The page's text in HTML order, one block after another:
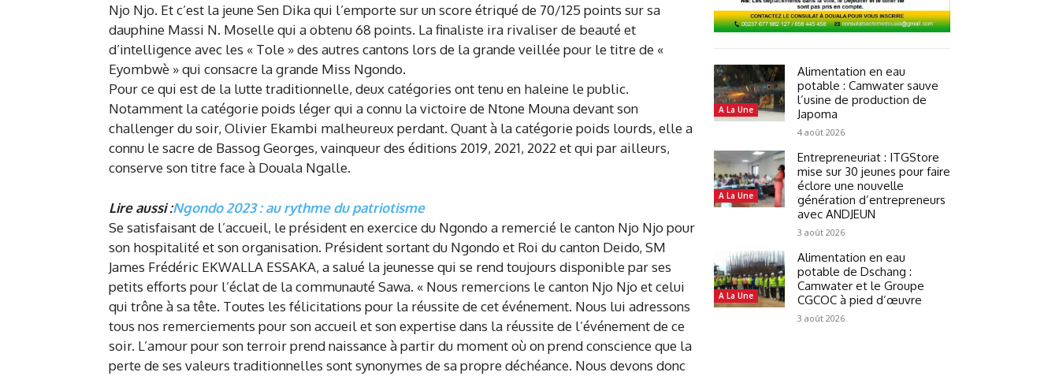
Njo Njo. Et c’est la jeune Sen Dika qui l’emporte sur un score étriqué de 70/125 points sur sa
dauphine Massi N. Moselle qui a obtenu 68 points. La finaliste ira rivaliser de beauté et
d’intelligence avec les « Tole » des autres cantons lors de la grande veillée pour le titre de «
Eyombwè » qui consacre la grande Miss Ngondo.
Pour ce qui est de la lutte traditionnelle, deux catégories ont tenu en haleine le public.
Notamment la catégorie poids léger qui a connu la victoire de Ntone Mouna devant son
challenger du soir, Olivier Ekambi malheureux perdant. Quant à la catégorie poids lourds, elle a
connu le sacre de Bassog Georges, vainqueur des éditions 2019, 2021, 2022 et qui par ailleurs,
conserve son titre face à Douala Ngalle.
Lire aussi :Ngondo 2023 : au rythme du patriotisme
Se satisfaisant de l’accueil, le président en exercice du Ngondo a remercié le canton Njo Njo pour
son hospitalité et son organisation. Président sortant du Ngondo et Roi du canton Deido, SM
James Frédéric EKWALLA ESSAKA, a salué la jeunesse qui se rend toujours disponible par ses
petits efforts pour l’éclat de la communauté Sawa. « Nous remercions le canton Njo Njo et celui
qui trône à sa tête. Toutes les félicitations pour la réussite de cet événement. Nous lui adressons
tous nos remerciements pour son accueil et son expertise dans la réussite de l’événement de ce
soir. L’amour pour son terroir prend naissance à partir du moment où on prend conscience que la
perte de ses valeurs traditionnelles sont synonymes de sa propre déchéance. Nous devons donc
A La Une
Alimentation en eau
potable : Camwater sauve
l’usine de production de
Japoma
4 août 2026
A La Une
Entrepreneuriat : ITGStore
mise sur 30 jeunes pour faire
éclore une nouvelle
génération d’entrepreneurs
avec ANDJEUN
3 août 2026
A La Une
Alimentation en eau
potable de Dschang :
Camwater et le Groupe
CGCOC à pied d’œuvre
3 août 2026